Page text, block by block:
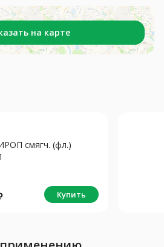
на карте
смягч. (фл.)
Купить